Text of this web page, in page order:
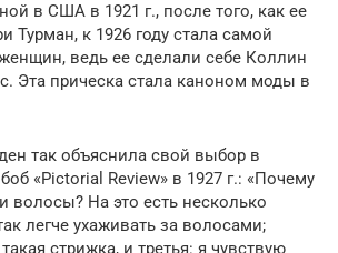
в США в 1921 г., после того, как ее
Турман, к 1926 году стала самой
ведь ее сделали себе Коллин
Эта прическа стала каноном моды в
так объяснила свой выбор в
«Pictorial Review» в 1927 г.: «Почему
волосы? На это есть несколько
легче ухаживать за волосами;
стрижка, и третья: я чувствую